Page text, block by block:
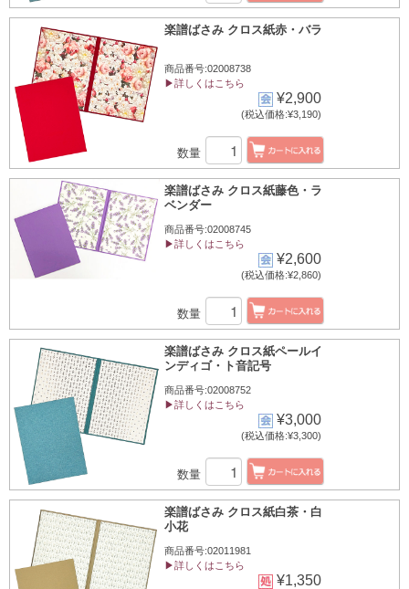
楽譜ばさみ クロス紙赤・バラ
商品番号:02008738
▶詳しくはこちら
¥2,900
(税込価格:¥3,190)
数量
楽譜ばさみ クロス紙藤色・ラ
ベンダー
商品番号:02008745
▶詳しくはこちら
¥2,600
(税込価格:¥2,860)
数量
楽譜ばさみ クロス紙ペールイ
ンディゴ・ト音記号
商品番号:02008752
▶詳しくはこちら
¥3,000
(税込価格:¥3,300)
数量
楽譜ばさみ クロス紙白茶・白
小花
商品番号:02011981
▶詳しくはこちら
¥1,350